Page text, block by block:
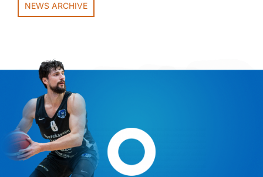
NEWS ARCHIVE